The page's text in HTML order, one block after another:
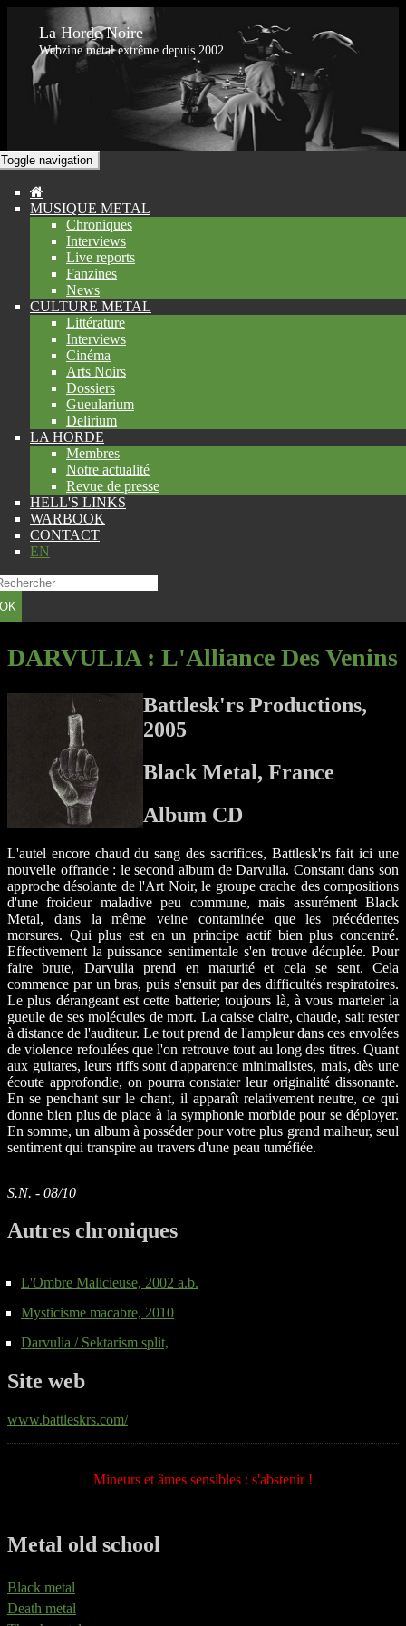
La Horde Noire
Webzine metal extrême depuis 2002
Toggle navigation
MUSIQUE METAL
Chroniques
Interviews
Live reports
Fanzines
News
CULTURE METAL
Littérature
Interviews
Cinéma
Arts Noirs
Dossiers
Gueularium
Delirium
LA HORDE
Membres
Notre actualité
Revue de presse
HELL'S LINKS
WARBOOK
CONTACT
EN
OK
DARVULIA: L'Alliance Des Venins
Battlesk'rs Productions,
2005
Black Metal, France
Album CD
L'autel encore chaud du sang des sacrifices, Battlesk'rs fait ici une
nouvelle offrande : le second album de Darvulia. Constant dans son
approche désolante de l'Art Noir, le groupe crache des compositions
d'une froideur maladive peu commune, mais assurément Black
Metal, dans la même veine contaminée que les précédentes
morsures. Qui plus est en un principe actif bien plus concentré.
Effectivement la puissance sentimentale s'en trouve décuplée. Pour
faire brute, Darvulia prend en maturité et cela se sent. Cela
commence par un bras, puis s'ensuit par des difficultés respiratoires.
Le plus dérangeant est cette batterie; toujours là, à vous marteler la
gueule de ses molécules de mort. La caisse claire, chaude, sait rester
à distance de l'auditeur. Le tout prend de l'ampleur dans ces envolées
de violence refoulées que l'on retrouve tout au long des titres. Quant
aux guitares, leurs riffs sont d'apparence minimalistes, mais, dès une
écoute approfondie, on pourra constater leur originalité dissonante.
En se penchant sur le chant, il apparaît relativement neutre, ce qui
donne bien plus de place à la symphonie morbide pour se déployer.
En somme, un album à posséder pour votre plus grand malheur, seul
sentiment qui transpire au travers d'une peau tuméfiée.
S.N. - 08/10
Autres chroniques
L'Ombre Malicieuse, 2002 a.b.
Mysticisme macabre, 2010
Darvulia / Sektarism split,
Site web
www.battleskrs.com/
Mineurs et âmes sensibles : s'abstenir !
Metal old school
Black metal
Death metal